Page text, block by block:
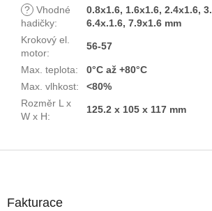
? Vhodné
hadičky:
0.8x1.6, 1.6x1.6, 2.4x1.6,
6.4x.1.6, 7.9x1.6 mm
Krokový el.
motor:
56-57
Max. teplota:
0°C až +80°C
Max. vlhkost:
<80%
Rozměr L x
W x H:
125.2 x 105 x 117 mm
Fakturace